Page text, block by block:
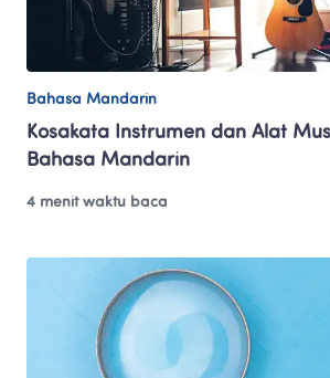
Bahasa Mandarin
Kosakata Instrumen dan Alat
Bahasa Mandarin
4 menit waktu baca